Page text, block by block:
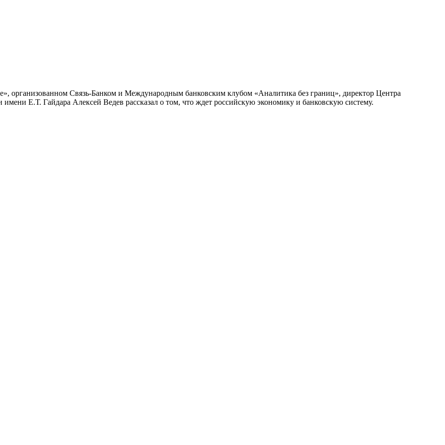
организованном Связь-Банком и Международным банковским клубом «Аналитика без границ», директор Центра
Е.Т. Гайдара Алексей Ведев рассказал о том, что ждет российскую экономику и банковскую систему.